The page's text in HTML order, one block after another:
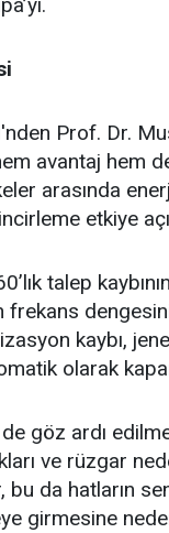
Prof. Dr.
avantaj hem
arasında
etkiye
talep
kaybı,
olarak
göz ardı
ve rüzgar
da hatların
girmesine